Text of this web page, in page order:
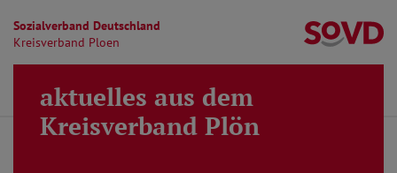
Sozialverband Deutschland
Kreisverband Ploen
Direkt zu den Inhalten springen
MENÜ
aktuelles aus dem
Kreisverband Plön